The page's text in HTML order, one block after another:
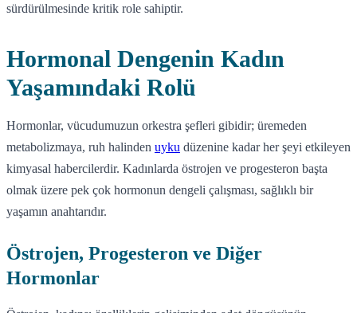
sürdürülmesinde kritik role sahiptir.
Hormonal Dengenin Kadın
Yaşamındaki Rolü
Hormonlar, vücudumuzun orkestra şefleri gibidir; üremeden
metabolizmaya, ruh halinden uyku düzenine kadar her şeyi etkileyen
kimyasal habercilerdir. Kadınlarda östrojen ve progesteron başta
olmak üzere pek çok hormonun dengeli çalışması, sağlıklı bir
yaşamın anahtarıdır.
Östrojen, Progesteron ve Diğer
Hormonlar